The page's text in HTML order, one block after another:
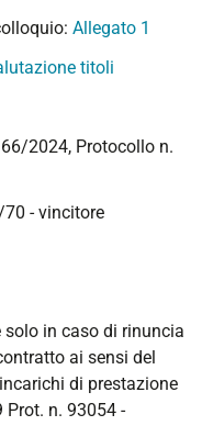
Allegato 1
titoli
2024, Protocollo n.
70 - vincitore
in caso di rinuncia
ai sensi del
di prestazione
n. 93054 -